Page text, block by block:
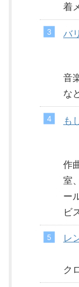
着
バ
音
な
も
作
室
ー
ビ
レ
ク